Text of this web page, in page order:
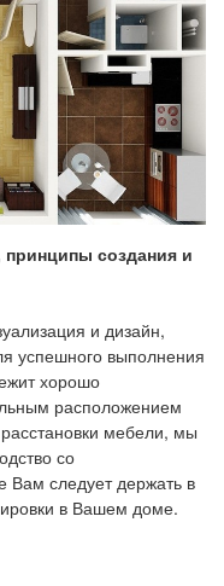
создания и
и дизайн,
успешного выполнения
хорошо
расположением
мебели, мы
со
Вам следует держать в
в Вашем доме.